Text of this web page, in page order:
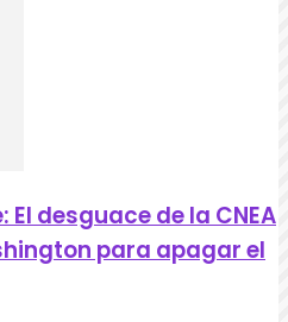
desguace de la CNEA
para apagar el